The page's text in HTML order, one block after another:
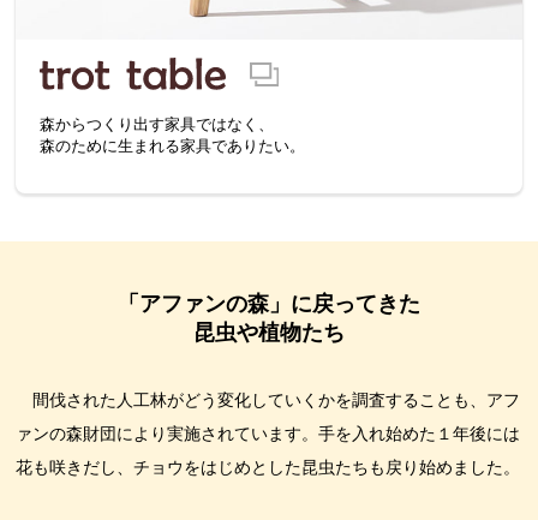
森からつくり出す家具ではなく、
森のために生まれる家具でありたい。
「アファンの森」に戻ってきた
昆虫や植物たち
間伐された人工林がどう変化していくかを調査することも、アフ
ァンの森財団により実施されています。手を入れ始めた１年後には
花も咲きだし、チョウをはじめとした昆虫たちも戻り始めました。